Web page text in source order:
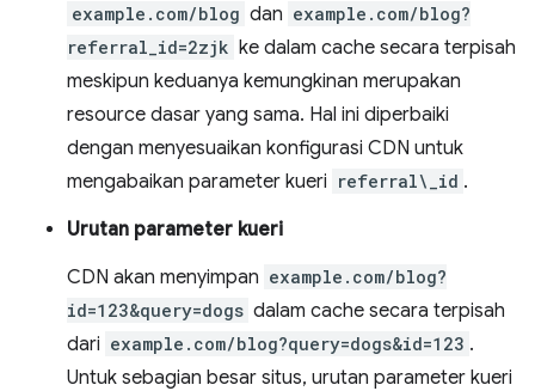
example.com/blog dan example.com/blog?
referral_id=2zjk ke dalam cache secara terpisah
meskipun keduanya kemungkinan merupakan
resource dasar yang sama. Hal ini diperbaiki
dengan menyesuaikan konfigurasi CDN untuk
mengabaikan parameter kueri referral\_id .
Urutan parameter kueri
CDN akan menyimpan example.com/blog?
id=123&query=dogs dalam cache secara terpisah
dari example.com/blog?query=dogs&id=123 .
Untuk sebagian besar situs, urutan parameter kueri